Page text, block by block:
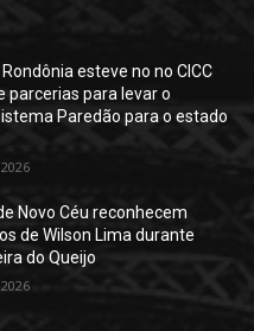
esteve no no CICC
parcerias para levar o
Paredão para o estado
Novo Céu reconhecem
de Wilson Lima durante
do Queijo